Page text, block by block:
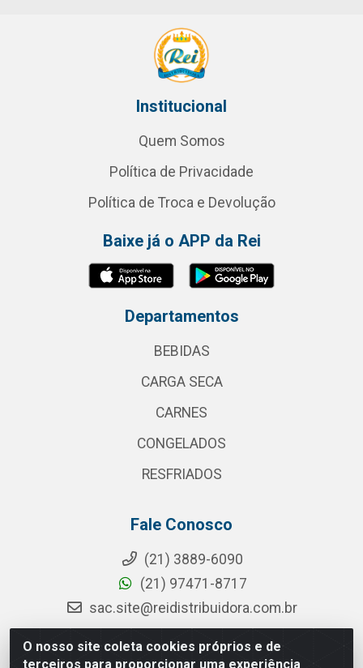
O nosso site coleta cookies próprios e de
terceiros para proporcionar uma experiência
Institucional
Quem Somos
Política de Privacidade
Política de Troca e Devolução
Baixe já o APP da Rei
Departamentos
BEBIDAS
CARGA SECA
CARNES
CONGELADOS
RESFRIADOS
Fale Conosco
(21) 3889-6090
(21) 97471-8717
sac.site@reidistribuidora.com.br